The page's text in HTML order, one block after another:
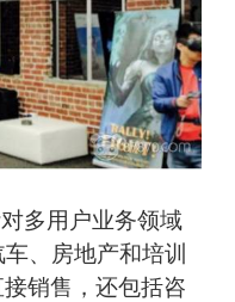
多用户业务领域
、房地产和培训
销售，还包括咨